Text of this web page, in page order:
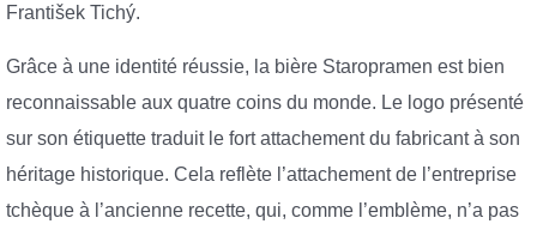
František Tichý.
Grâce à une identité réussie, la bière Staropramen est bien
reconnaissable aux quatre coins du monde. Le logo présenté
sur son étiquette traduit le fort attachement du fabricant à son
héritage historique. Cela reflète l’attachement de l’entreprise
tchèque à l’ancienne recette, qui, comme l’emblème, n’a pas